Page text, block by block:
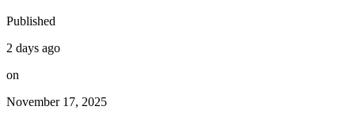
Published
2 days ago
on
November 17, 2025